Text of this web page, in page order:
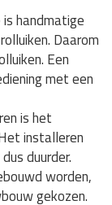
handmatige
Daarom
Een
met een
is het
installeren
duurder.
worden,
gekozen.